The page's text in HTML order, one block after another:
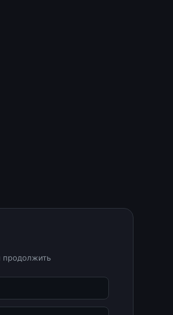
продолжить